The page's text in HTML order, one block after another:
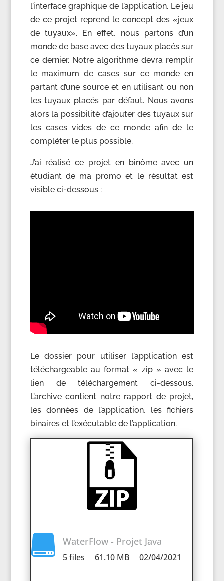
l’interface graphique de l’application. Le jeu
de ce projet reprend le concept des «jeux
de tuyaux». En effet, nous partons d’un
monde de base avec des tuyaux placés sur
ce dernier. Notre algorithme devra remplir
le maximum de cases sur ce monde en
partant d’une source et en utilisant ou non
les tuyaux placés par défaut. Nous avons
alors la possibilité d’ajouter des tuyaux sur
les cases vides de ce monde afin de le
compléter le plus possible.
J’ai réalisé ce projet en binôme avec un
étudiant de ma promo et le résultat est
visible ci-dessous :
Le dossier pour utiliser l’application est
téléchargeable au format « zip » avec le
lien de téléchargement ci-dessous.
L’archive contient notre rapport de projet,
les données de l’application, les fichiers
binaires et l’exécutable de l’application.
 WaterFlow - Projet Java
5 files 61.10 MB 02/04/2021